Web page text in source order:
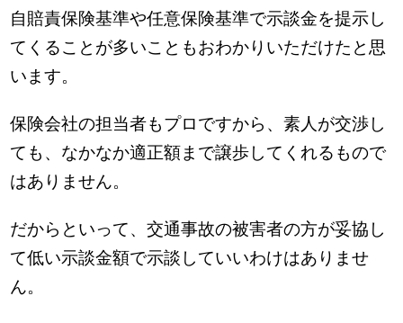
自賠責保険基準や任意保険基準で示談金を提示し
てくることが多いこともおわかりいただけたと思
います。
保険会社の担当者もプロですから、素人が交渉し
ても、なかなか適正額まで譲歩してくれるもので
はありません。
だからといって、交通事故の被害者の方が妥協し
て低い示談金額で示談していいわけはありませ
ん。